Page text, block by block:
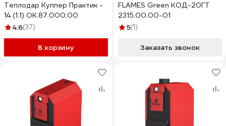
Теплодар Куппер Практик -
14 (1.1) ОК.87.000.00
4.6(37)
В корзину
FLAMES Green КОД-20ГТ
2315.00.00-01
5(1)
Заказать звонок